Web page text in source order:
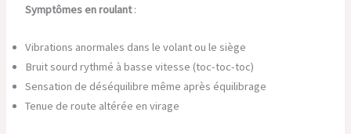
Symptômes en roulant:
Vibrations anormales dans le volant ou le siège
Bruit sourd rythmé à basse vitesse (toc-toc-toc)
Sensation de déséquilibre même après équilibrage
Tenue de route altérée en virage